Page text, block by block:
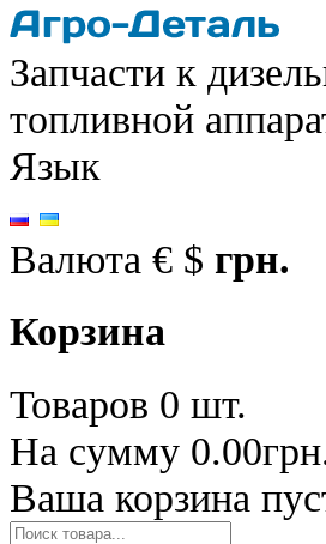
Запчасти к
топливной
Язык
Валюта € $ грн.
Корзина
Товаров 0 шт.
На сумму
Ваша корзина